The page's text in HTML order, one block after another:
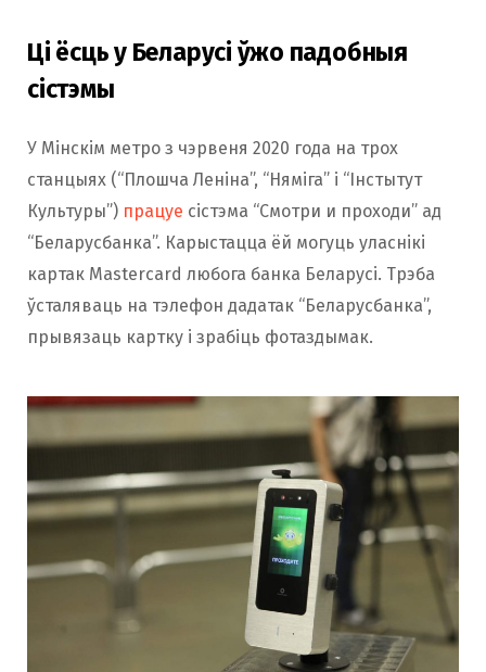
Ці ёсць у Беларусі ўжо падобныя
сістэмы
У Мінскім метро з чэрвеня 2020 года на трох
станцыях (“Плошча Леніна”, “Няміга” і “Інстытут
Культуры”) працуе сістэма “Смотри и проходи” ад
“Беларусбанка”. Карыстацца ёй могуць уласнікі
картак Mastercard любога банка Беларусі. Трэба
ўсталяваць на тэлефон дадатак “Беларусбанка”,
прывязаць картку і зрабіць фотаздымак.